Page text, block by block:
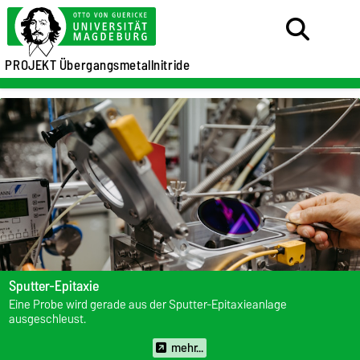
PROJEKT Übergangsmetallnitride
Sputter-Epitaxie
Eine Probe wird gerade aus der Sputter-Epitaxieanlage
ausgeschleust.
mehr...